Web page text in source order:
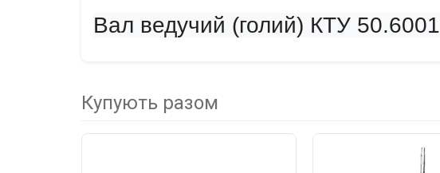
Вал ведучий (голий) КТУ 50.6001
Купують разом